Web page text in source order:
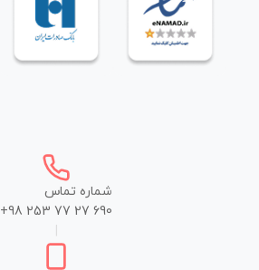
شماره تماس
+98 253 77 27 690